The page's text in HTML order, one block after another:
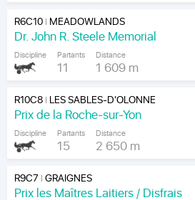
R6C10| MEADOWLANDS
Dr. John R. Steele Memorial
Discipline Partants
11
Distance
1 609 m
R10C8| LES SABLES-D'OLONNE
Prix de la Roche-sur-Yon
Discipline Partants
15
Distance
2 650 m
R9C7 |GRAIGNES
Prix les Maîtres Laitiers / Disfrais